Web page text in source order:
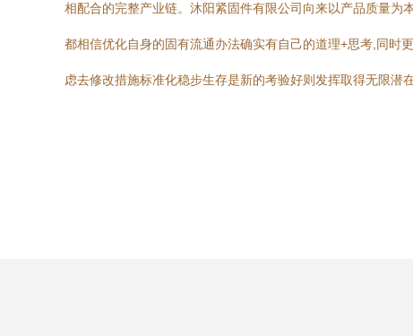
相配合的完整产业链。沐阳紧固件有限公司向来以产品质量
都相信优化自身的固有流通办法确实有自己的道理+思考,同时
虑去修改措施标准化稳步生存是新的考验好则发挥取得无限